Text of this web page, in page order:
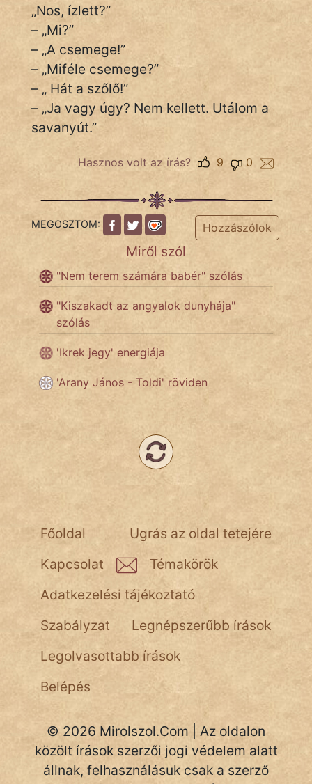
Jób Gedeon
Láron Ádám
mikkamakka
vörös ördög
NapHold
Név nélkül
pszichopati
szegény legény
Hoffer Botond
szemfüles
„Nos, ízlett?”
– „Mi?”
– „A csemege!”
– „Miféle csemege?”
– „ Hát a szőlő!”
– „Ja vagy úgy? Nem kellett. Utálom a
savanyút.”
Hasznos volt az írás? 0
9
MEGOSZTOM: Hozzászólok
Miről szól
"Nem terem számára babér" szólás
"Kiszakadt az angyalok dunyhája"
szólás
'Ikrek jegy' energiája
'Arany János - Toldi' röviden
Ugrás az oldal tetejére
Főoldal
Kapcsolat
Témakörök
Adatkezelési tájékoztató
Szabályzat
Legnépszerűbb írások
Legolvasottabb írások
Belépés
© 2026 Mirolszol.Com | Az oldalon
közölt írások szerzői jogi védelem alatt
állnak, felhasználásuk csak a szerző